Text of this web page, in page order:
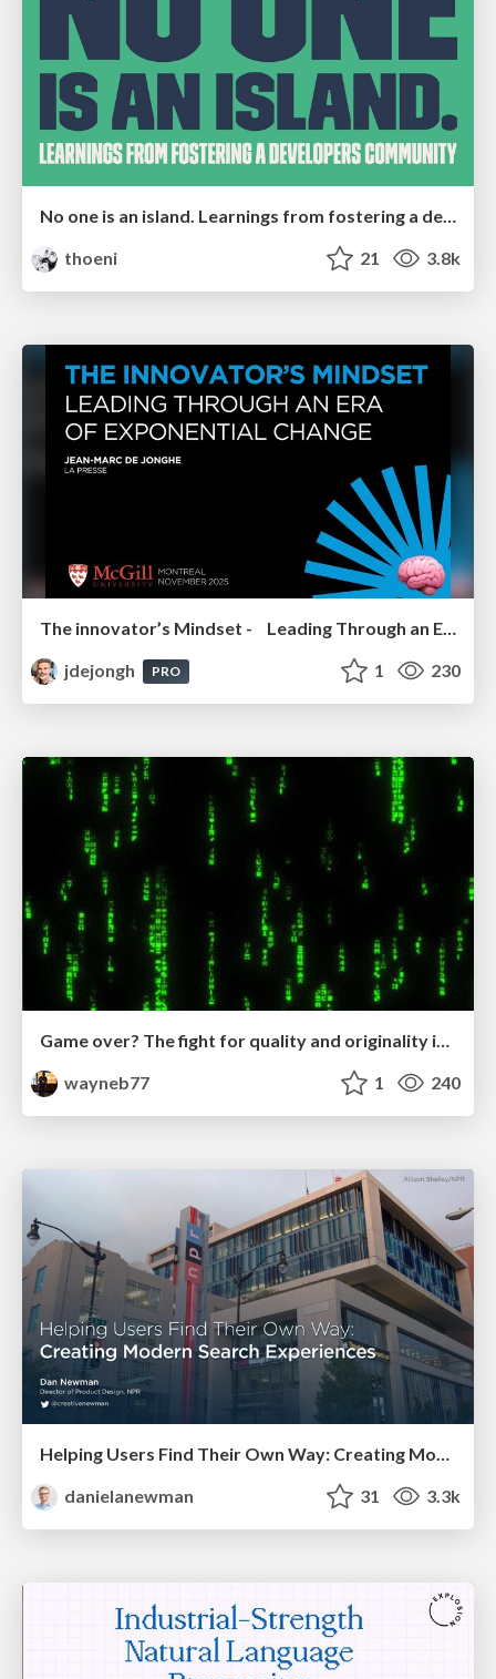
thoeni
21 3.8k
The innovator’s Mindset - Leading Through an Era of Exponential Change - McGill University 2025
jdejongh
PRO 1 230
Game over? The fight for quality and originality in the time of robots
wayneb77
1 240
Helping Users Find Their Own Way: Creating Modern Search Experiences
danielanewman
31 3.3k